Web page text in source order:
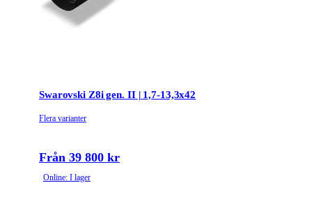
Swarovski Z8i gen. II | 1,7-13,3x42
Flera varianter
Från 39 800 kr
Online: I lager